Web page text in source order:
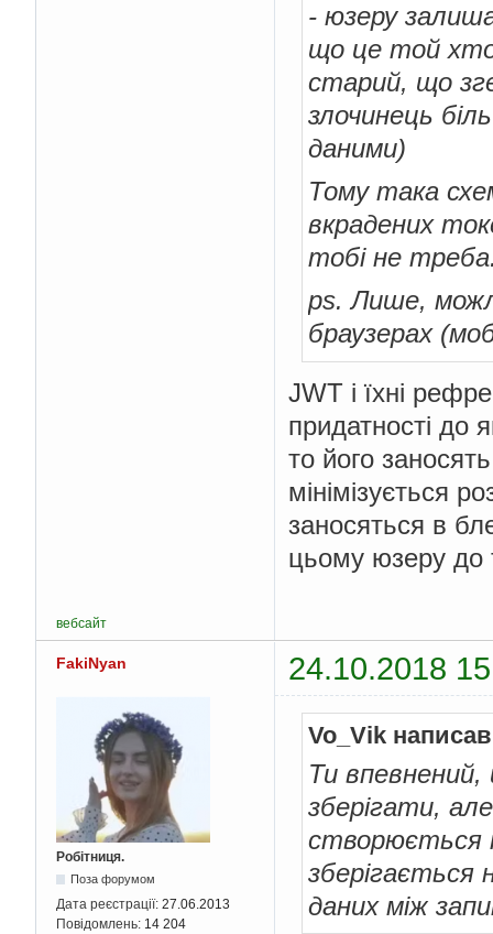
- юзеру
що це той
старий, що
злочинець
даними)
Тому така
вкрадених
тобі не
ps. Лише,
браузерах
JWT і їхні
придатності до
то його
мінімізується
заносяться в
цьому юзеру до
вебсайт
FakiNyan 24.10.2018
Робітниця.
Поза форумом
Дата реєстрації: 27.06.2013
Повідомлень: 14 204
Vo_Vik
Ти впевнений,
зберігати,
створюється
зберігається
даних між